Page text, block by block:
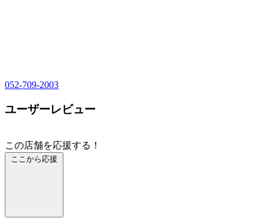
052-709-2003
ユーザーレビュー
この店舗を応援する！
ここから応援